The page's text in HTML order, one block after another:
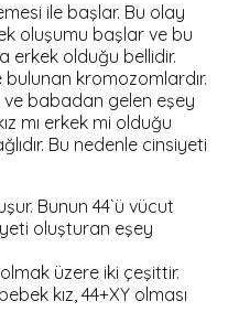
ile başlar. Bu olay
oluşumu başlar ve bu
erkek olduğu bellidir.
kromozomlardır.
ve babadan gelen eşey
mı erkek mi olduğu
Bu nedenle cinsiyeti
Bunun 44`ü vücut
oluşturan eşey
üzere iki çeşittir.
kız, 44+XY olması